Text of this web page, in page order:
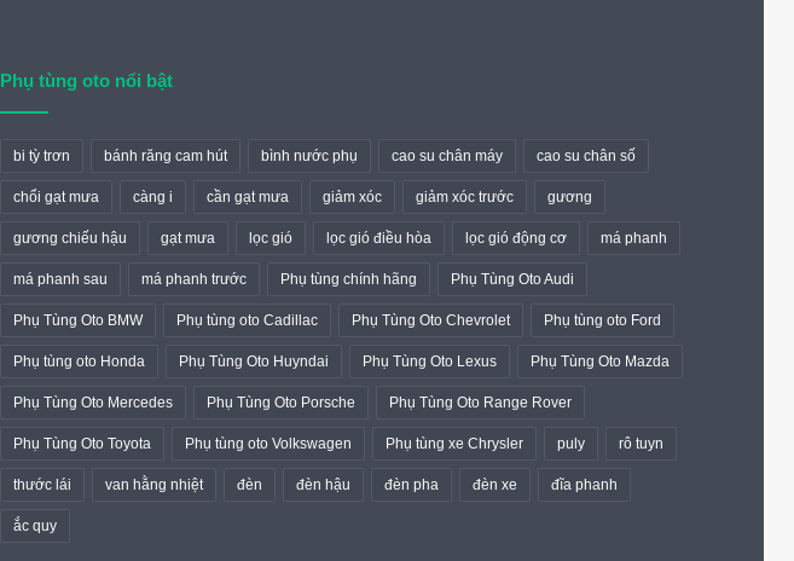
Phụ tùng oto nổi bật
bi tỳ trơn bánh răng cam hút bình nước phụ cao su chân máy cao su chân số
chổi gạt mưa càng i cần gạt mưa giảm xóc giảm xóc trước gương
gương chiếu hậu gạt mưa lọc gió lọc gió điều hòa lọc gió động cơ má phanh
má phanh sau má phanh trước Phụ tùng chính hãng Phụ Tùng Oto Audi
Phụ Tùng Oto BMW Phụ tùng oto Cadillac Phụ Tùng Oto Chevrolet Phụ tùng oto Ford
Phụ tùng oto Honda Phụ Tùng Oto Huyndai Phụ Tùng Oto Lexus Phụ Tùng Oto Mazda
Phụ Tùng Oto Mercedes Phụ Tùng Oto Porsche Phụ Tùng Oto Range Rover
Phụ Tùng Oto Toyota Phụ tùng oto Volkswagen Phụ tùng xe Chrysler puly rô tuyn
thước lái van hằng nhiệt đèn đèn hậu đèn pha đèn xe đĩa phanh
ắc quy